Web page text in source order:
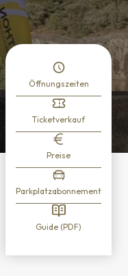
Öffnungszeiten
Ticketverkauf
Preise
Parkplatzabonnement
Guide (PDF)